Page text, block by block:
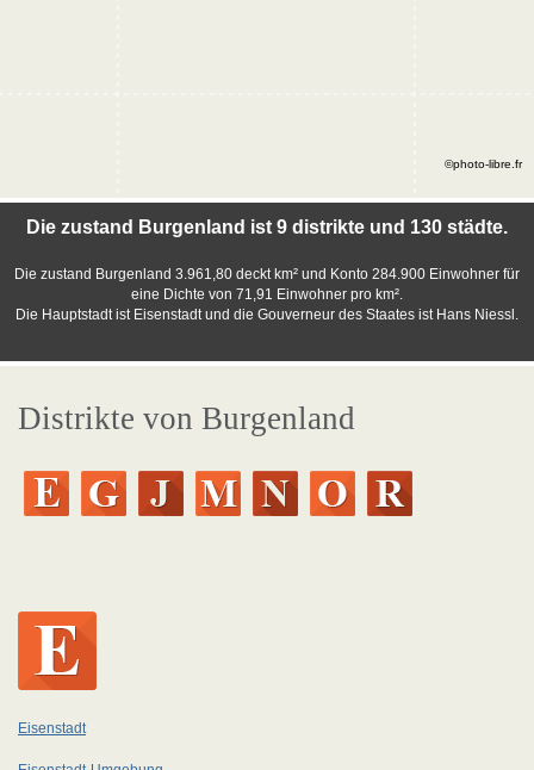
Die zustand Burgenland ist 9 distrikte und 130 städte.
Die zustand Burgenland 3.961,80 deckt km² und Konto 284.900 Einwohner für
eine Dichte von 71,91 Einwohner pro km².
Die Hauptstadt ist Eisenstadt und die Gouverneur des Staates ist Hans Niessl.
©photo-libre.fr
Distrikte von Burgenland
Eisenstadt